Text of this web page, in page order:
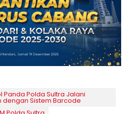
Panda Polda Sultra Jalani
Sistem Barcode